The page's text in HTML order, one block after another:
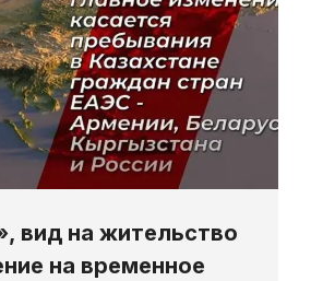
вид на жительство
на временное